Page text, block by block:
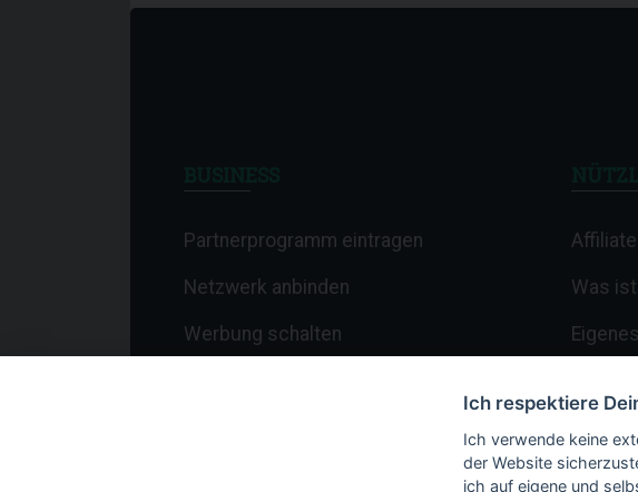
Partnerprogramm eintragen
Netzwerk anbinden
Werbung schalten
Was
Ich respektiere
Ich verwende keine
der Website
ich auf eigene und